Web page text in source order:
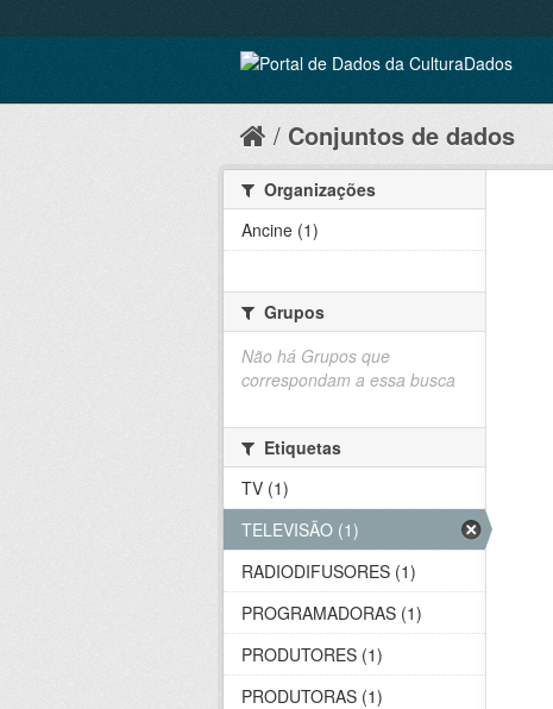
Conjuntos de dados
Organizações
Ancine (1)
Grupos
Não há Grupos que
correspondam a essa busca
Etiquetas
TV (1)
TELEVISÃO (1)
RADIODIFUSORES (1)
PROGRAMADORAS (1)
PRODUTORES (1)
PRODUTORAS (1)